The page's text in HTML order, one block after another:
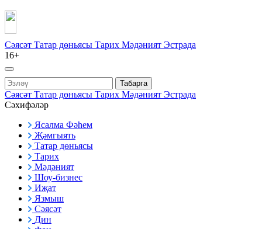
Сәясәт Татар дөньясы Тарих Мәдәният Эстрада
16+
Табарга
Сәясәт Татар дөньясы Тарих Мәдәният Эстрада
Сәхифәләр
Ясалма Фәһем
Җәмгыять
Татар дөньясы
Тарих
Мәдәният
Шоу-бизнес
Иҗат
Язмыш
Сәясәт
Дин